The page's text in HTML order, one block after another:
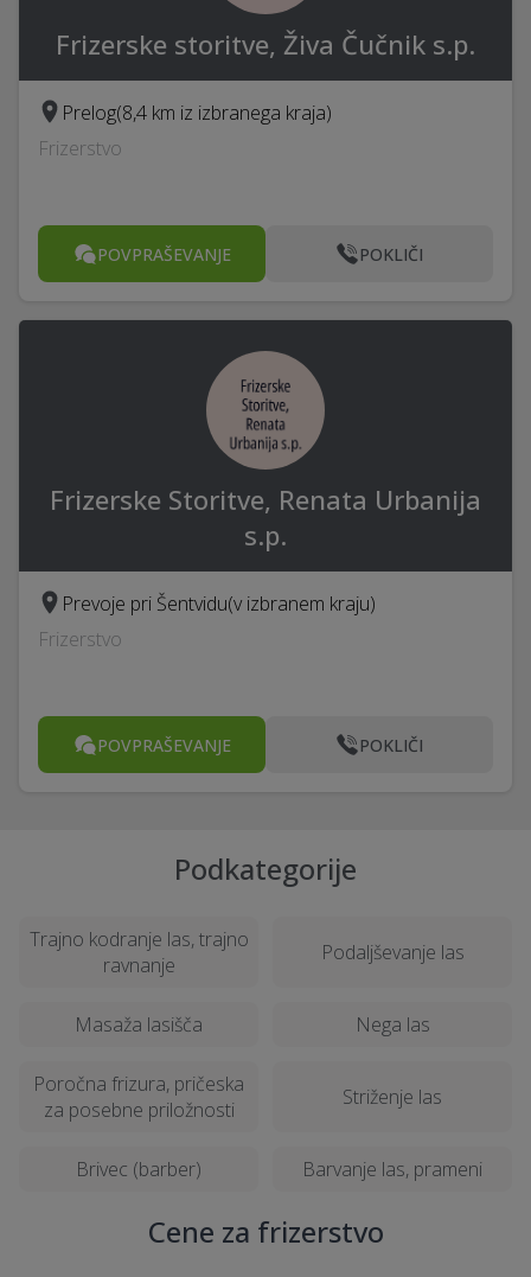
Frizerske storitve, Živa Čučnik s.p.
Prelog(8,4 km iz izbranega kraja)
Frizerstvo
POVPRAŠEVANJE POKLIČI
Frizerske Storitve, Renata Urbanija
s.p.
Prevoje pri Šentvidu(v izbranem kraju)
Frizerstvo
POVPRAŠEVANJE POKLIČI
Podkategorije
Trajno kodranje las, trajno
ravnanje
Podaljševanje las
Masaža lasišča Nega las
Poročna frizura, pričeska
za posebne priložnosti
Striženje las
Brivec (barber) Barvanje las, prameni
Cene za frizerstvo